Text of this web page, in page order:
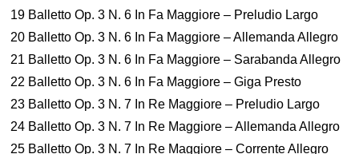
19 Balletto Op. 3 N. 6 In Fa Maggiore – Preludio Largo
20 Balletto Op. 3 N. 6 In Fa Maggiore – Allemanda Allegro
21 Balletto Op. 3 N. 6 In Fa Maggiore – Sarabanda Allegro
22 Balletto Op. 3 N. 6 In Fa Maggiore – Giga Presto
23 Balletto Op. 3 N. 7 In Re Maggiore – Preludio Largo
24 Balletto Op. 3 N. 7 In Re Maggiore – Allemanda Allegro
25 Balletto Op. 3 N. 7 In Re Maggiore – Corrente Allegro